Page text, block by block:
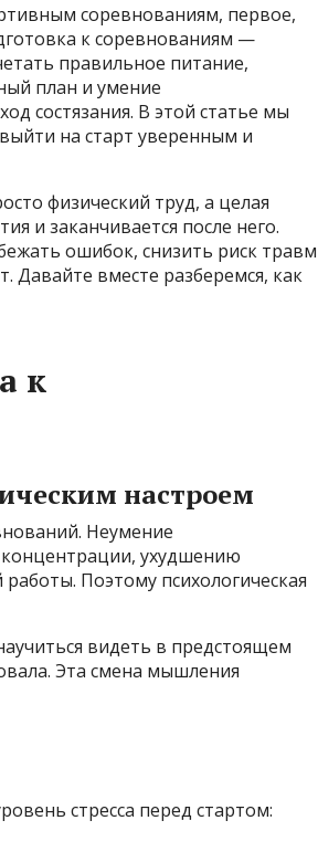
соревнованиям, первое,
к соревнованиям —
правильное питание,
план и умение
состязания. В этой статье мы
на старт уверенным и
физический труд, а целая
и заканчивается после него.
ошибок, снизить риск травм
Давайте вместе разберемся, как
к
настроем
Неумение
ухудшению
Поэтому психологическая
видеть в предстоящем
Эта смена мышления
стресса перед стартом: